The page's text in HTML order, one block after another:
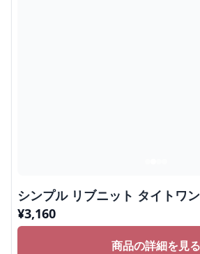
シンプル リブニット タイトワ
¥3,160
商品の詳細を見る